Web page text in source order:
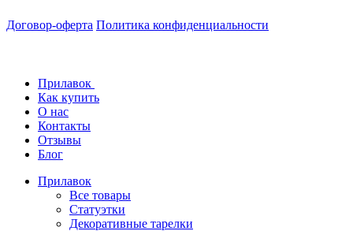
Договор-оферта Политика конфиденциальности
Прилавок
Как купить
О нас
Контакты
Отзывы
Блог
Прилавок
Все товары
Статуэтки
Декоративные тарелки